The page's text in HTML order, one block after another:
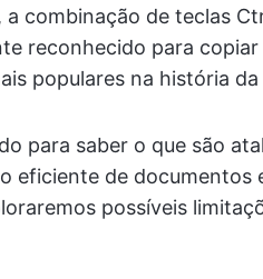
a combinação de teclas
reconhecido para
populares na história
para saber o que são
eficiente de documentos
possíveis